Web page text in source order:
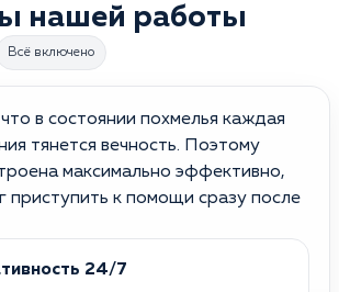
нашей работы
Всё включено
в состоянии похмелья каждая
тянется вечность. Поэтому
максимально эффективно,
приступить к помощи сразу после
24/7